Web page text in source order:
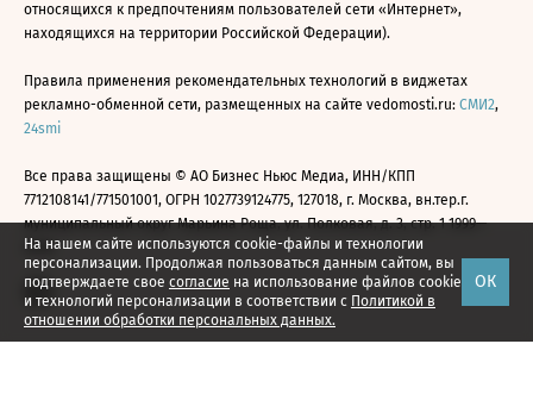
На нашем сайте используются cookie-файлы и технологии
персонализации. Продолжая пользоваться данным сайтом, вы
подтверждаете свое согласие на использование файлов cookie
и технологий персонализации в соответствии с Политикой в
отношении обработки персональных данных.
ОК
относящихся к предпочтениям пользователей сети «Интернет»,
находящихся на территории Российской Федерации).
Правила применения рекомендательных технологий в виджетах
рекламно-обменной сети, размещенных на сайте vedomosti.ru: СМИ2,
24smi
Все права защищены © АО Бизнес Ньюс Медиа, ИНН/КПП
7712108141/771501001, ОГРН 1027739124775, 127018, г. Москва, вн.тер.г.
муниципальный округ Марьина Роща, ул. Полковая, д. 3, стр. 1 1999—
2026